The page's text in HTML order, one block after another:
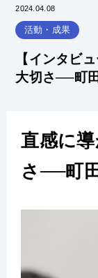
2024.04.08
活動・成果
【インタビ
大切さ──町
直感に
さ──町